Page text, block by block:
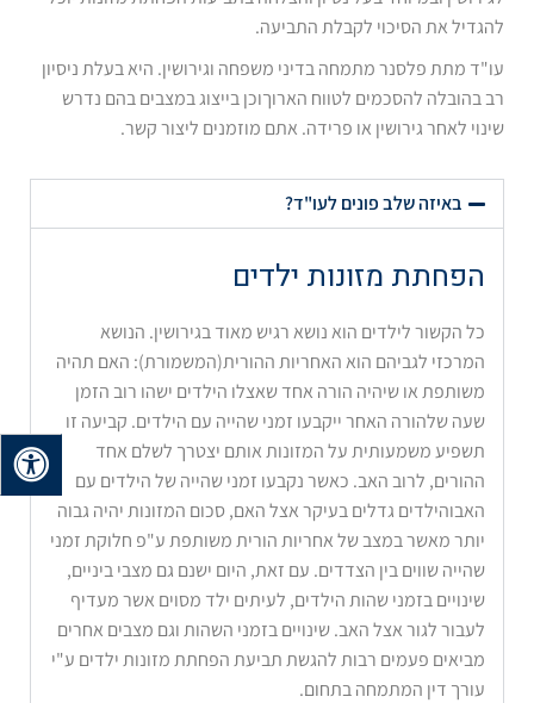
להגדיל את הסיכוי לקבלת התביעה.
עו"ד מתת פלסנר מתמחה בדיני משפחה וגירושין. היא בעלת ניסיון
רב בהובלה להסכמים לטווח הארוךוכן בייצוג במצבים בהם נדרש
שינוי לאחר גירושין או פרידה. אתם מוזמנים ליצור קשר.
באיזה שלב פונים לעו"ד?
הפחתת מזונות ילדים
כל הקשור לילדים הוא נושא רגיש מאוד בגירושין. הנושא
המרכזי לגביהם הוא האחריות ההורית(המשמורת): האם תהיה
משותפת או שיהיה הורה אחד שאצלו הילדים ישהו רוב הזמן
שעה שלהורה האחר ייקבעו זמני שהייה עם הילדים. קביעה זו
תשפיע משמעותית על המזונות אותם יצטרך לשלם אחד
ההורים, לרוב האב. כאשר נקבעו זמני שהייה של הילדים עם
האבוהילדים גדלים בעיקר אצל האם, סכום המזונות יהיה גבוה
יותר מאשר במצב של אחריות הורית משותפת ע"פ חלוקת זמני
שהייה שווים בין הצדדים. עם זאת, היום ישנם גם מצבי ביניים,
שינויים בזמני שהות הילדים, לעיתים ילד מסוים אשר מעדיף
לעבור לגור אצל האב. שינויים בזמני השהות וגם מצבים אחרים
מביאים פעמים רבות להגשת תביעת הפחתת מזונות ילדים ע"י
עורך דין המתמחה בתחום.